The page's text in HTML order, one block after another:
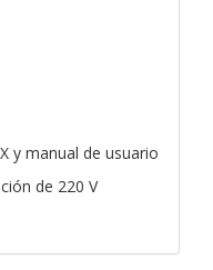
y manual de usuario
de 220 V